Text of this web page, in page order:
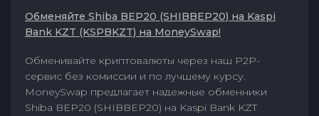
Обменяйте Shiba BEP20 (SHIBBEP20) на Kaspi
Bank KZT (KSPBKZT) на MoneySwap!
Обменивайте криптовалюты через наш P2P-
сервис без комиссии и по лучшему курсу.
MoneySwap предлагает надежные обменники
Shiba BEP20 (SHIBBEP20) на Kaspi Bank KZT